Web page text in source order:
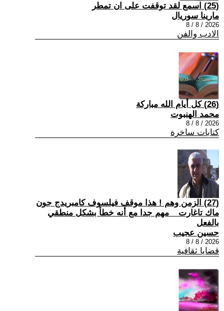
(25) اسمع لقد توقفت على ان تمطر
مارينا سوريال
2026 / 8 / 8
الادب والفن
(26) كل أيام الله مباركة
محمد الهنبوت
2026 / 8 / 8
كتابات ساخرة
(27) الزمن وهم ! هذا موقف فيلسوف كامبريدج جون
ماك تاغارت _ مهم جدا مع أنه خطأ بشكل منطقي
بالفعل
حسين عجيب
2026 / 8 / 8
قضايا ثقافية